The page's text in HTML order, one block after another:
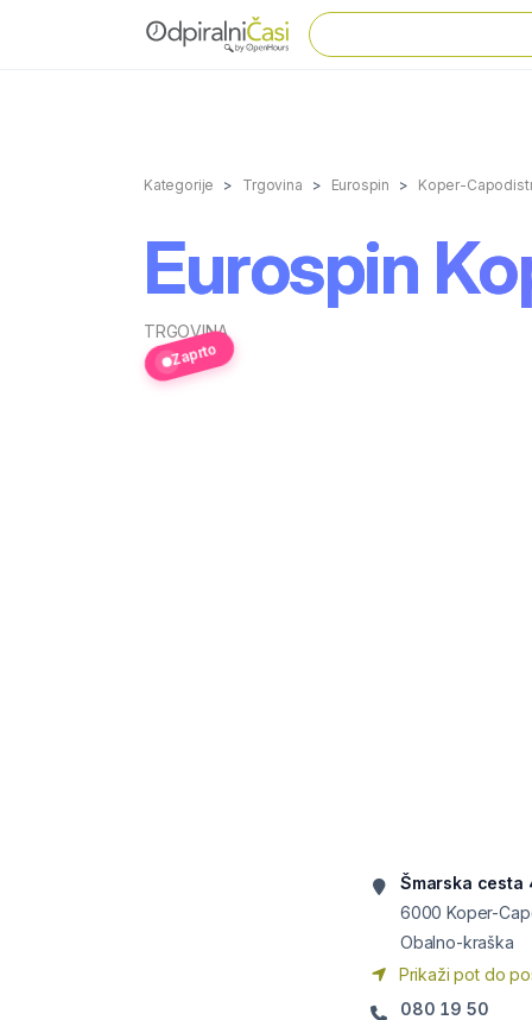
Kategorije Trgovina Eurospin Koper-
Eurospin
TRGOVINA
Zaprto
Šmarska cesta
6000 Koper-
Obalno-kraška
Prikaži pot do
080 19 50